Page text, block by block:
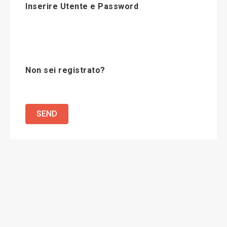
Inserire Utente e Password
Non sei registrato?